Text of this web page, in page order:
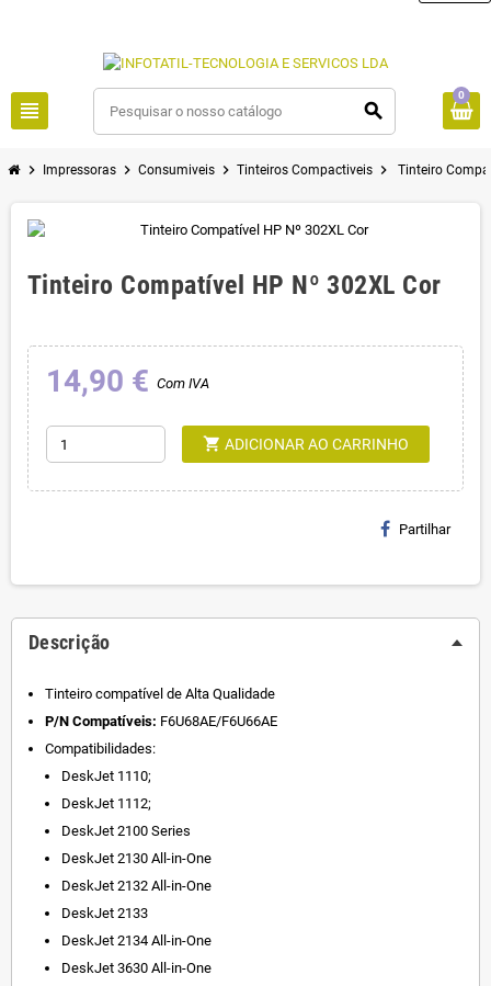
view_headline search
0
chevron_right Impressoras chevron_right Consumiveis chevron_right Tinteiros Compactiveis chevron_right Tinteiro
Tinteiro Compatível HP Nº 302XL Cor
14,90 € Com IVA
shopping_cart ADICIONAR AO CARRINHO
Partilhar
Descrição
Tinteiro compatível de Alta Qualidade
P/N Compatíveis: F6U68AE/F6U66AE
Compatibilidades:
DeskJet 1110;
DeskJet 1112;
DeskJet 2100 Series
DeskJet 2130 All-in-One
DeskJet 2132 All-in-One
DeskJet 2133
DeskJet 2134 All-in-One
DeskJet 3630 All-in-One